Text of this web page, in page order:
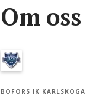
Om oss
BOFORS IK KARLSKOGA